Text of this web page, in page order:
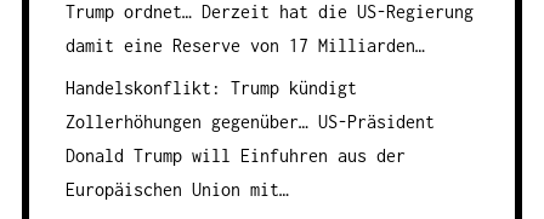
Trump ordnet…Derzeit hat die US-Regierung
damit eine Reserve von 17 Milliarden…
Handelskonflikt: Trump kündigt
Zollerhöhungen gegenüber…US-Präsident
Donald Trump will Einfuhren aus der
Europäischen Union mit…